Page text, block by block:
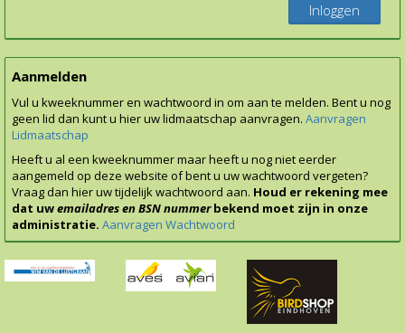
Inloggen
Aanmelden
Vul u kweeknummer en wachtwoord in om aan te melden. Bent u nog
geen lid dan kunt u hier uw lidmaatschap aanvragen. Aanvragen
Lidmaatschap
Heeft u al een kweeknummer maar heeft u nog niet eerder
aangemeld op deze website of bent u uw wachtwoord vergeten?
Vraag dan hier uw tijdelijk wachtwoord aan. Houd er rekening mee
dat uwemailadres en BSN nummerbekend moet zijn in onze
administratie. Aanvragen Wachtwoord